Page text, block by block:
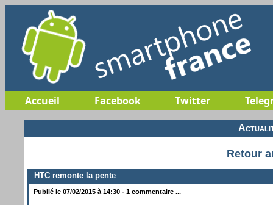
Accueil Facebook Twitter
Retour
HTC remonte la pente
Publié le 07/02/2015 à 14:30 - 1 commentaire ...